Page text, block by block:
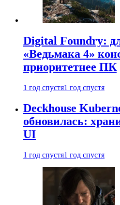
Digital Foundry:
«Ведьмака 4»
приоритетнее ПК
1 год спустя1 год спустя
Deckhouse
обновилась:
UI
1 год спустя1 год спустя